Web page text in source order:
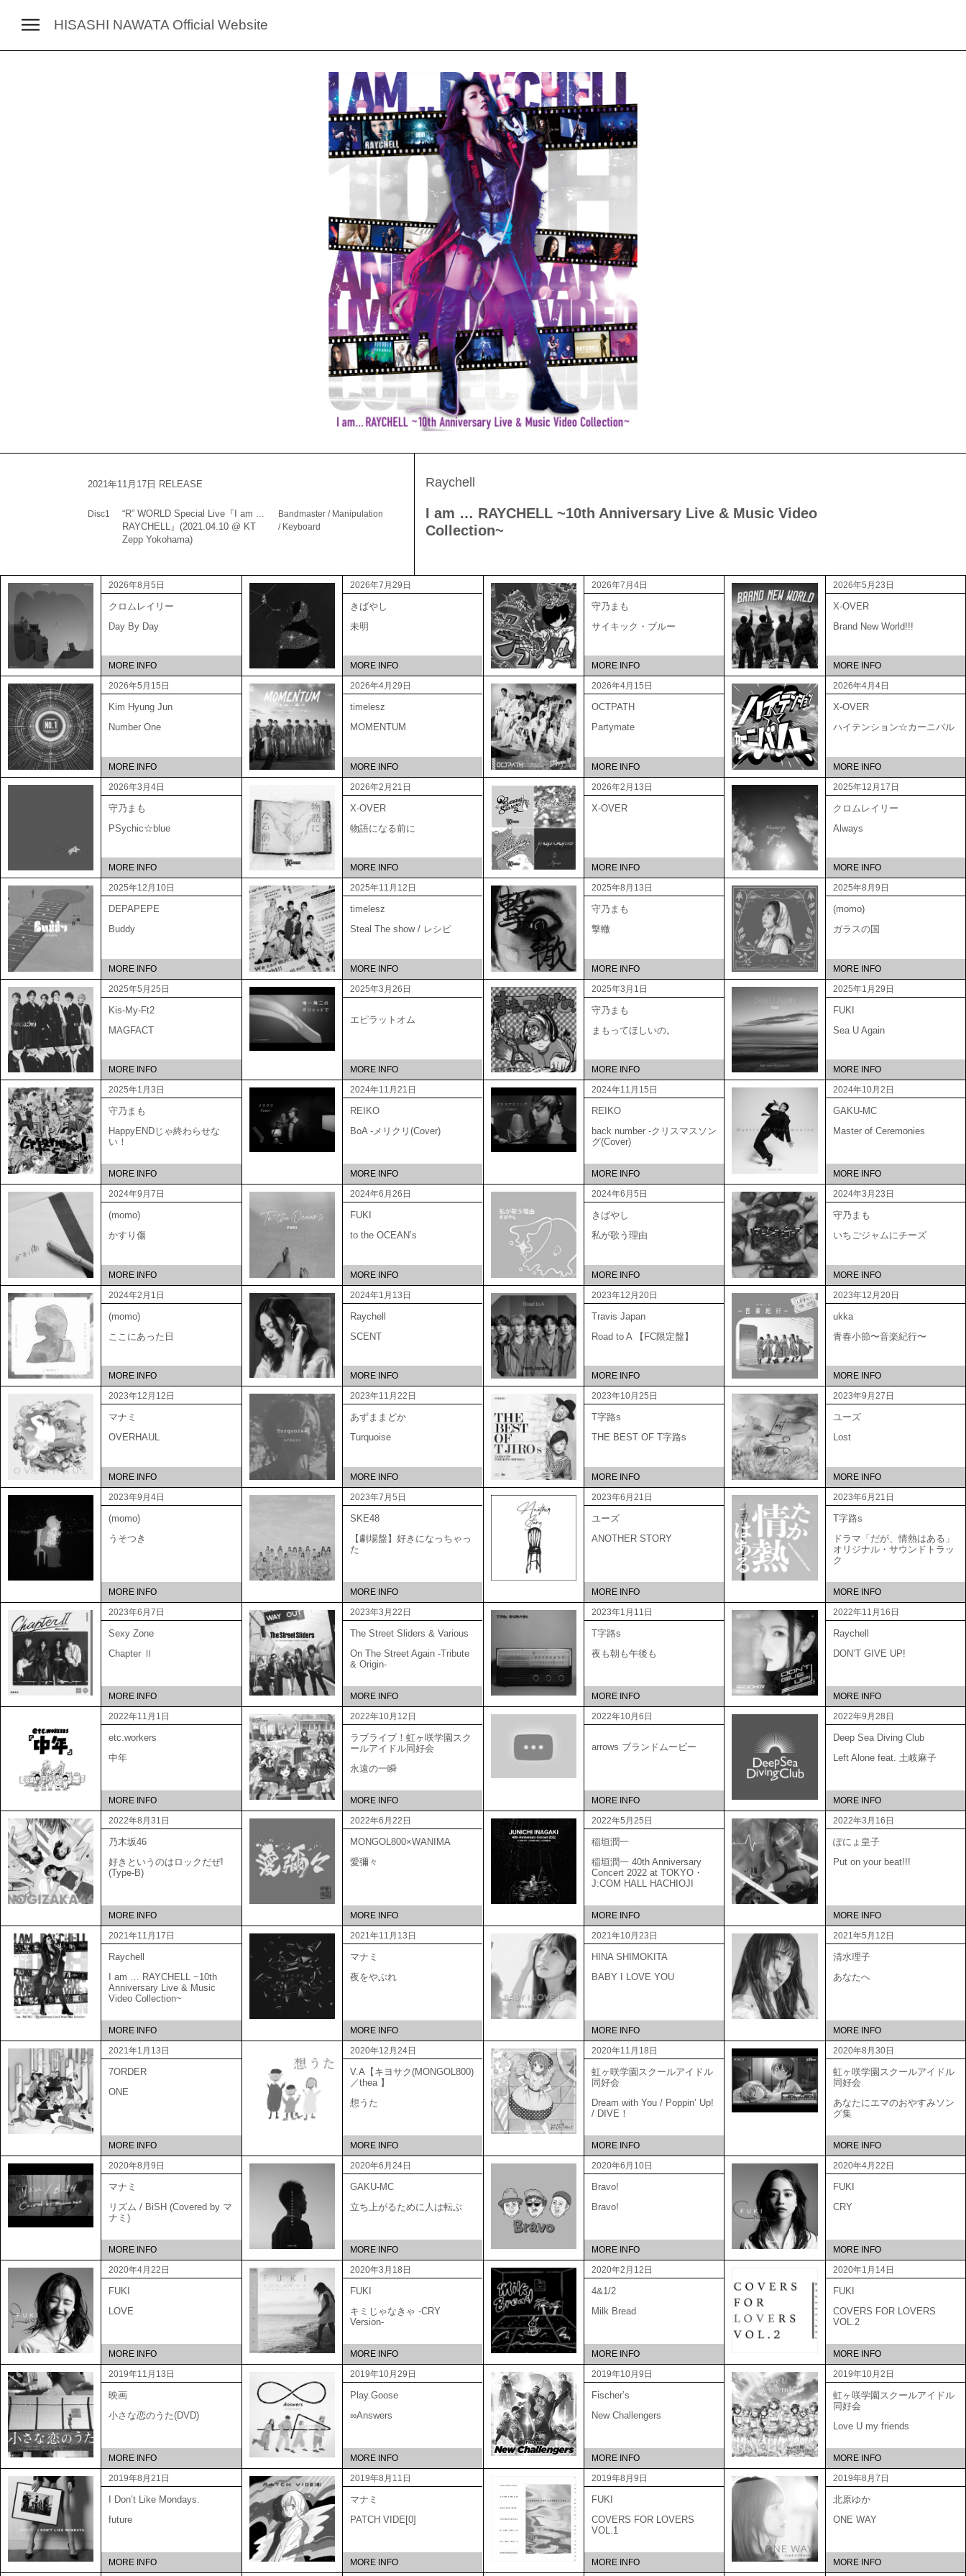
HISASHI NAWATA Official Website
Raychell
I am … RAYCHELL ~10th Anniversary Live & Music Video
Collection~
2021年11月17日 RELEASE
Disc1
“R” WORLD Special Live『I am ...
RAYCHELL』(2021.04.10 @ KT
Zepp Yokohama)
Bandmaster / Manipulation
/ Keyboard
2026年8月5日
クロムレイリー
Day By Day
MORE INFO
2026年7月29日
きばやし
未明
MORE INFO
2026年7月4日
守乃まも
サイキック・ブルー
MORE INFO
2026年5月23日
X-OVER
Brand New World!!!
MORE INFO
2026年5月15日
Kim Hyung Jun
Number One
MORE INFO
2026年4月29日
timelesz
MOMENTUM
MORE INFO
2026年4月15日
OCTPATH
Partymate
MORE INFO
2026年4月4日
X-OVER
ハイテンション☆カーニバル
MORE INFO
2026年3月4日
守乃まも
PSychic☆blue
MORE INFO
2026年2月21日
X-OVER
物語になる前に
MORE INFO
2026年2月13日
X-OVER
MORE INFO
2025年12月17日
クロムレイリー
Always
MORE INFO
2025年12月10日
DEPAPEPE
Buddy
MORE INFO
2025年11月12日
timelesz
Steal The show / レシピ
MORE INFO
2025年8月13日
守乃まも
撃轍
MORE INFO
2025年8月9日
(momo)
ガラスの国
MORE INFO
2025年5月25日
Kis-My-Ft2
MAGFACT
MORE INFO
2025年3月26日
エピラットオム
MORE INFO
2025年3月1日
守乃まも
まもってほしいの。
MORE INFO
2025年1月29日
FUKI
Sea U Again
MORE INFO
2025年1月3日
守乃まも
HappyENDじゃ終わらせな
い！
MORE INFO
2024年11月21日
REIKO
BoA -メリクリ(Cover)
MORE INFO
2024年11月15日
REIKO
back number -クリスマスソン
グ(Cover)
MORE INFO
2024年10月2日
GAKU-MC
Master of Ceremonies
MORE INFO
2024年9月7日
(momo)
かすり傷
MORE INFO
2024年6月26日
FUKI
to the OCEAN’s
MORE INFO
2024年6月5日
きばやし
私が歌う理由
MORE INFO
2024年3月23日
守乃まも
いちごジャムにチーズ
MORE INFO
2024年2月1日
(momo)
ここにあった日
MORE INFO
2024年1月13日
Raychell
SCENT
MORE INFO
2023年12月20日
Travis Japan
Road to A 【FC限定盤】
MORE INFO
2023年12月20日
ukka
青春小節〜音楽紀行〜
MORE INFO
2023年12月12日
マナミ
OVERHAUL
MORE INFO
2023年11月22日
あずままどか
Turquoise
MORE INFO
2023年10月25日
T字路s
THE BEST OF T字路s
MORE INFO
2023年9月27日
ユーズ
Lost
MORE INFO
2023年9月4日
(momo)
うそつき
MORE INFO
2023年7月5日
SKE48
【劇場盤】好きになっちゃっ
た
MORE INFO
2023年6月21日
ユーズ
ANOTHER STORY
MORE INFO
2023年6月21日
T字路s
ドラマ「だが、情熱はある」
オリジナル・サウンドトラッ
ク
MORE INFO
2023年6月7日
Sexy Zone
Chapter Ⅱ
MORE INFO
2023年3月22日
The Street Sliders & Various
On The Street Again -Tribute
& Origin-
MORE INFO
2023年1月11日
T字路s
夜も朝も午後も
MORE INFO
2022年11月16日
Raychell
DON’T GIVE UP!
MORE INFO
2022年11月1日
etc.workers
中年
MORE INFO
2022年10月12日
ラブライブ！虹ヶ咲学園スク
ールアイドル同好会
永遠の一瞬
MORE INFO
2022年10月6日
arrows ブランドムービー
MORE INFO
2022年9月28日
Deep Sea Diving Club
Left Alone feat. 土岐麻子
MORE INFO
2022年8月31日
乃木坂46
好きというのはロックだぜ!
(Type-B)
MORE INFO
2022年6月22日
MONGOL800×WANIMA
愛彌々
MORE INFO
2022年5月25日
稲垣潤一
稲垣潤一 40th Anniversary
Concert 2022 at TOKYO・
J:COM HALL HACHIOJI
MORE INFO
2022年3月16日
ぽにょ皇子
Put on your beat!!!
MORE INFO
2021年11月17日
Raychell
I am … RAYCHELL ~10th
Anniversary Live & Music
Video Collection~
MORE INFO
2021年11月13日
マナミ
夜をやぶれ
MORE INFO
2021年10月23日
HINA SHIMOKITA
BABY I LOVE YOU
MORE INFO
2021年5月12日
清水理子
あなたへ
MORE INFO
2021年1月13日
7ORDER
ONE
MORE INFO
2020年12月24日
V.A【キヨサク(MONGOL800)
／thea 】
想うた
MORE INFO
2020年11月18日
虹ヶ咲学園スクールアイドル
同好会
Dream with You / Poppin’ Up!
/ DIVE！
MORE INFO
2020年8月30日
虹ヶ咲学園スクールアイドル
同好会
あなたにエマのおやすみソン
グ集
MORE INFO
2020年8月9日
マナミ
リズム / BiSH (Covered by マ
ナミ)
MORE INFO
2020年6月24日
GAKU-MC
立ち上がるために人は転ぶ
MORE INFO
2020年6月10日
Bravo!
Bravo!
MORE INFO
2020年4月22日
FUKI
CRY
MORE INFO
2020年4月22日
FUKI
LOVE
MORE INFO
2020年3月18日
FUKI
キミじゃなきゃ -CRY
Version-
MORE INFO
2020年2月12日
4&1/2
Milk Bread
MORE INFO
2020年1月14日
FUKI
COVERS FOR LOVERS
VOL.2
MORE INFO
2019年11月13日
映画
小さな恋のうた(DVD)
MORE INFO
2019年10月29日
Play.Goose
∞Answers
MORE INFO
2019年10月9日
Fischer’s
New Challengers
MORE INFO
2019年10月2日
虹ヶ咲学園スクールアイドル
同好会
Love U my friends
MORE INFO
2019年8月21日
I Don’t Like Mondays.
future
MORE INFO
2019年8月11日
マナミ
PATCH VIDE[0]
MORE INFO
2019年8月9日
FUKI
COVERS FOR LOVERS
VOL.1
MORE INFO
2019年8月7日
北原ゆか
ONE WAY
MORE INFO